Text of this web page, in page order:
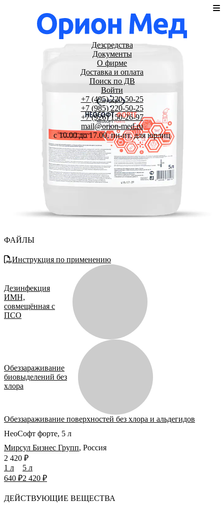
Дезсредства
Документы
О фирме
Доставка и оплата
Поиск по ДВ
Войти
+7 (495) 220-50-25
+7 (985) 220-50-25
+7 (926) 150-26-97
mail@orion-med.ru
c 10.00 до 17.00, пн-пт, для юрлиц
ФАЙЛЫ
Инструкция по применению
Дезинфекция
ИМН,
совмещённая с
ПСО
Обеззараживание
биовыделений без
хлора
Обеззараживание поверхностей без хлора и альдегидов
НеоСофт форте, 5 л
Мирсул Бизнес Групп, Россия
1 л
640 ₽
5 л
2 420 ₽
ДЕЙСТВУЮЩИЕ ВЕЩЕСТВА
2 420 ₽